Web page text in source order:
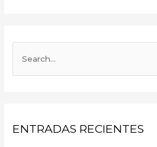
r
ENTRADAS RECIENTES